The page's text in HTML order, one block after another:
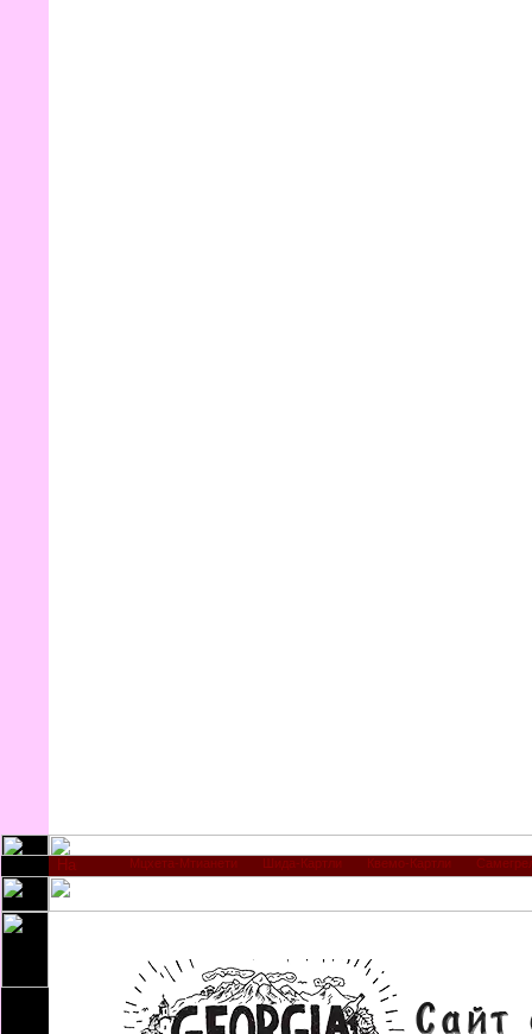
Мцхета-Мтианети Шида-Картли Квемо-Картли